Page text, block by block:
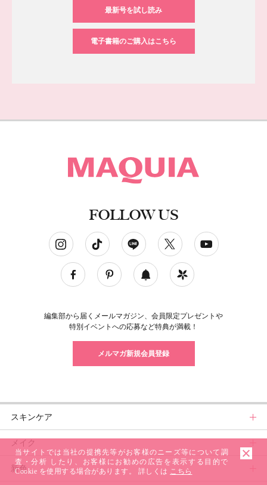
最新号を試し読み
電子書籍のご購入はこちら
FOLLOW US
編集部から届くメールマガジン、会員限定プレゼントや
特別イベントへの応募など特典が満載！
メルマガ新規会員登録
スキンケア
スキンケアトップ
ニュース
メイク
メイクトップ
新色
当サイトでは当社の提携先等がお客様のニーズ等について調
査・分析 したり、お客様にお勧めの広告を表示する目的で
Cookie を使用する場合があります。 詳しくは こちら